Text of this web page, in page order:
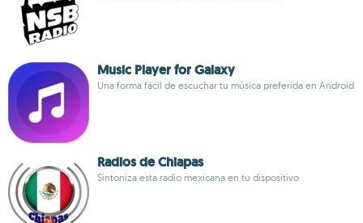
Music Player for Galaxy
Una forma fácil de escuchar tu música preferida en Android
Radios de Chiapas
Sintoniza esta radio mexicana en tu dispositivo